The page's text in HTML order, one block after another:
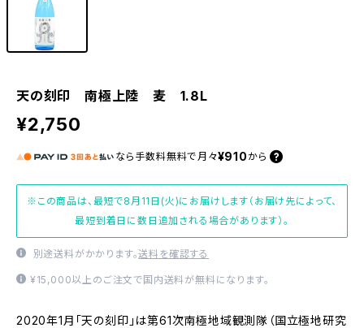
天の刻印 南極上陸 麦 1.8L
¥2,750
なら 手数料無料で 月々¥910 から
※この商品は、最短で8月11日(火)にお届けします（お届け先によって、
最短到着日に数日追加される場合があります）。
別途送料がかかります。送料を確認する
¥15,000以上のご注文で国内送料が無料になります。
2020年1月「天の刻印」は第61次南極地域観測隊（国立極地研究